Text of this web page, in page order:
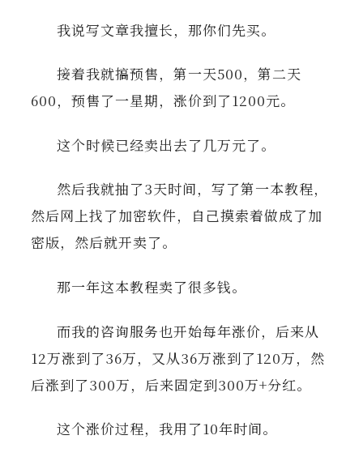
我说写文章我擅长，那你们先买。
接着我就搞预售，第一天500，第二天
600，预售了一星期，涨价到了1200元。
这个时候已经卖出去了几万元了。
然后我就抽了3天时间，写了第一本教程，
然后网上找了加密软件，自己摸索着做成了加
密版，然后就开卖了。
那一年这本教程卖了很多钱。
而我的咨询服务也开始每年涨价，后来从
12万涨到了36万，又从36万涨到了120万，然
后涨到了300万，后来固定到300万+分红。
这个涨价过程，我用了10年时间。